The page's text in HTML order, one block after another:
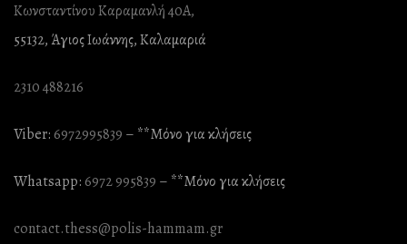
Κωνσταντίνου Καραμανλή 40Α,
55132, Άγιος Ιωάννης, Καλαμαριά
2310 488216
Viber:6972995839 – **Mόνο για κλήσεις
Whatsapp:6972 995839 – **Mόνο για κλήσεις
contact.thess@polis-hammam.gr